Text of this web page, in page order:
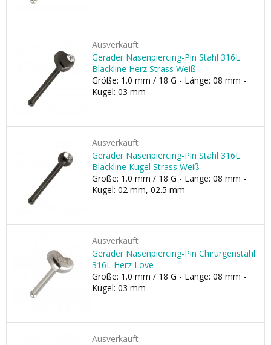
Ausverkauft
Gerader Nasenpiercing-Pin Stahl 316L
Blackline Herz Strass Weiß
Größe: 1.0 mm / 18 G - Länge: 08 mm -
Kugel: 03 mm
Ausverkauft
Gerader Nasenpiercing-Pin Stahl 316L
Blackline Kugel Strass Weiß
Größe: 1.0 mm / 18 G - Länge: 08 mm -
Kugel: 02 mm, 02.5 mm
Ausverkauft
Gerader Nasenpiercing-Pin Chirurgenstahl
316L Herz Love
Größe: 1.0 mm / 18 G - Länge: 08 mm -
Kugel: 03 mm
Ausverkauft